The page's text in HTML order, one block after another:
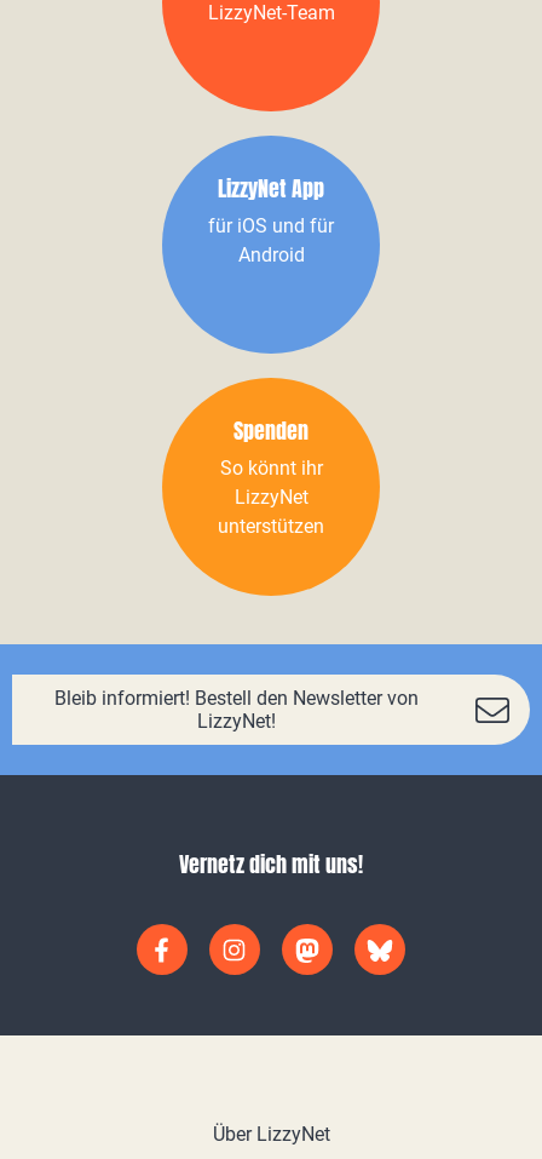
LizzyNet-Team
LizzyNet App
für iOS und für
Android
Spenden
So könnt ihr
LizzyNet
unterstützen
Bleib informiert! Bestell den Newsletter von
LizzyNet!
Vernetz dich mit uns!
Über LizzyNet